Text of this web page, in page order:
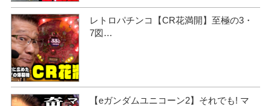
レトロパチンコ【CR花満開】至極の3・
7図…
【eガンダムユニコーン2】それでも! マ